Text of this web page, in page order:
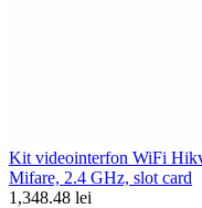
Kit videointerfon WiFi
Mifare, 2.4 GHz, slot card
1,348.48 lei